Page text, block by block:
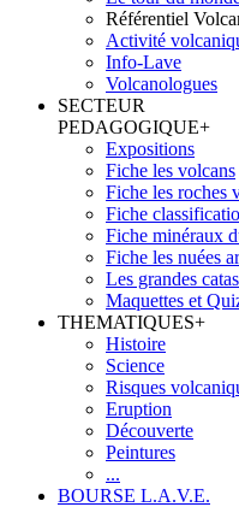
Référentiel
Activité
Info-Lave
Volcanologues
SECTEUR
PEDAGOGIQUE+
Expositions
Fiche les volcans
Fiche les roches
Fiche
Fiche minéraux
Fiche les nuées
Les grandes
Maquettes et
THEMATIQUES+
Histoire
Science
Risques
Eruption
Découverte
Peintures
...
BOURSE L.A.V.E.